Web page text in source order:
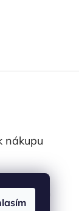
nákupu
osobních